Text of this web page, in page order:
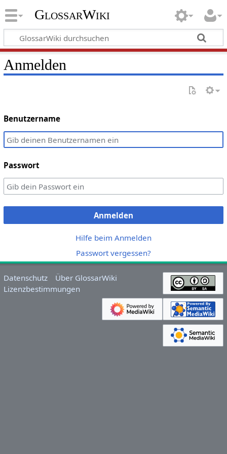
GlossarWiki
Anmelden
Benutzername
Passwort
Anmelden
Hilfe beim Anmelden
Passwort vergessen?
Datenschutz
Über GlossarWiki
Lizenzbestimmungen